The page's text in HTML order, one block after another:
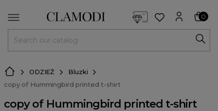
0
ODZIEŻ
Bluzki
copy of Hummingbird printed t-shirt
copy of Hummingbird printed t-shirt